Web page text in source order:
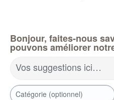
Bonjour, faites-nous
pouvons améliorer
Vos suggestions ici…
Catégorie (optionnel)